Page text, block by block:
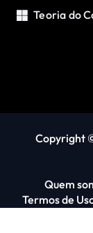
Teoria do
Copyright
Quem
Termos de